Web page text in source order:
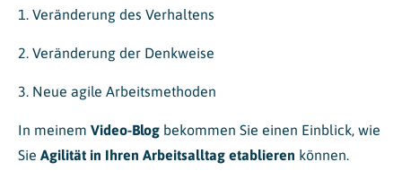
1. Veränderung des Verhaltens
2. Veränderung der Denkweise
3. Neue agile Arbeitsmethoden
In meinem Video-Blog bekommen Sie einen Einblick, wie
Sie Agilität in Ihren Arbeitsalltag etablieren können.